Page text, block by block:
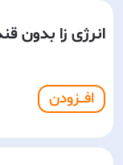
انرژی زا بدون
افـــزودن